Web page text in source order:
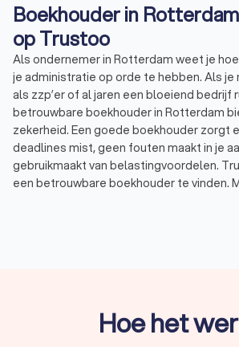
Boekhouder in
op Trustoo
Als ondernemer in Rotterdam weet je
je administratie op orde te hebben. Als
als zzp’er of al jaren een bloeiend bedrijf
betrouwbare boekhouder in Rotterdam
zekerheid. Een goede boekhouder zorgt
deadlines mist, geen fouten maakt in je
gebruikmaakt van belastingvoordelen.
een betrouwbare boekhouder te vinden.
Wat kan een boekhouder voor
Een boekhouder doet veel meer dan
Hoe het